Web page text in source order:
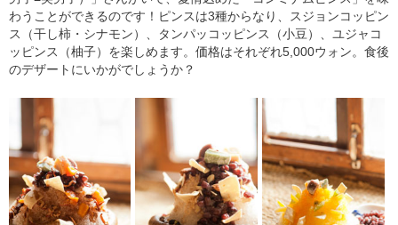
わうことができるのです！ピンスは3種からなり、スジョンコッピン
ス（干し柿・シナモン）、タンパッコッピンス（小豆）、ユジャコ
ッピンス（柚子）を楽しめます。価格はそれぞれ5,000ウォン。食後
のデザートにいかがでしょうか？